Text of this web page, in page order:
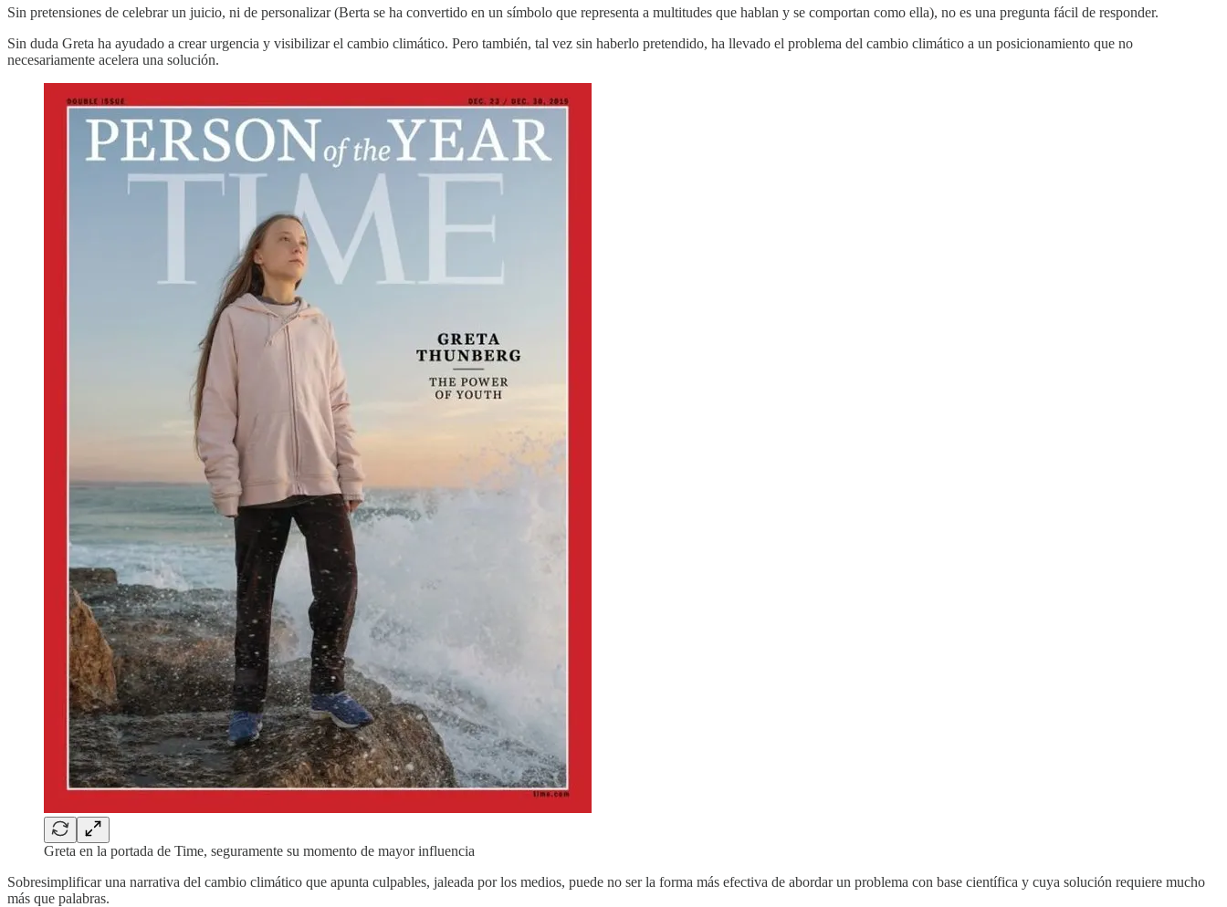
Sin pretensiones de celebrar un juicio, ni de personalizar (Berta se ha convertido en un símbolo que representa a multitudes que hablan y se comportan como ella), no es una pregunta fácil de responder.
Sin duda Greta ha ayudado a crear urgencia y visibilizar el cambio climático. Pero también, tal vez sin haberlo pretendido, ha llevado el problema del cambio climático a un posicionamiento que no
necesariamente acelera una solución.
Greta en la portada de Time, seguramente su momento de mayor influencia
Sobresimplificar una narrativa del cambio climático que apunta culpables, jaleada por los medios, puede no ser la forma más efectiva de abordar un problema con base científica y cuya solución requiere mucho
más que palabras.